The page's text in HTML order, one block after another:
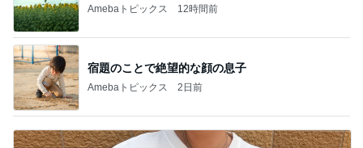
Amebaトピックス 12時間前
宿題のことで絶望的な顔の息子
Amebaトピックス 2日前